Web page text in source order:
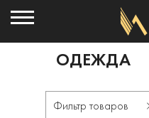
ОДЕЖДА
Фильтр товаров